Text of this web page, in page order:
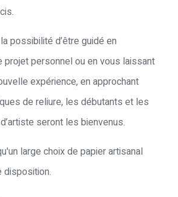
possibilité d’être guidé en
projet personnel ou en vous laissant
expérience, en approchant
de reliure, les débutants et les
seront les bienvenus.
large choix de papier artisanal
disposition.